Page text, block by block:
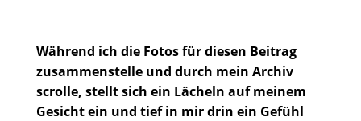
Während ich die Fotos für diesen Beitrag
zusammenstelle und durch mein Archiv
scrolle, stellt sich ein Lächeln auf meinem
Gesicht ein und tief in mir drin ein Gefühl